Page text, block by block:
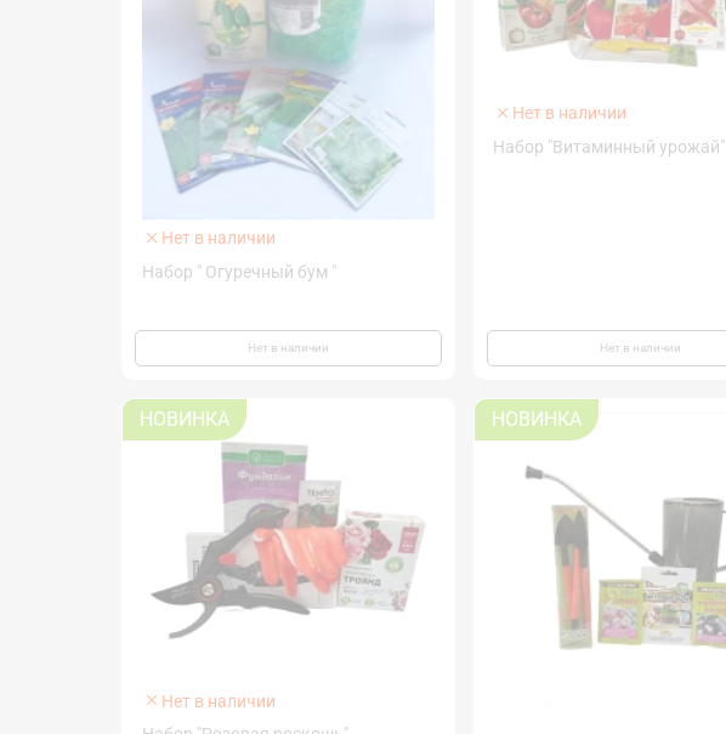
Нет в наличии
Набор " Огуречный бум "
Нет в наличии
Нет в наличии
Набор "Витаминный урожай"
Нет в наличии
НОВИНКА
Нет в наличии
НОВИНКА